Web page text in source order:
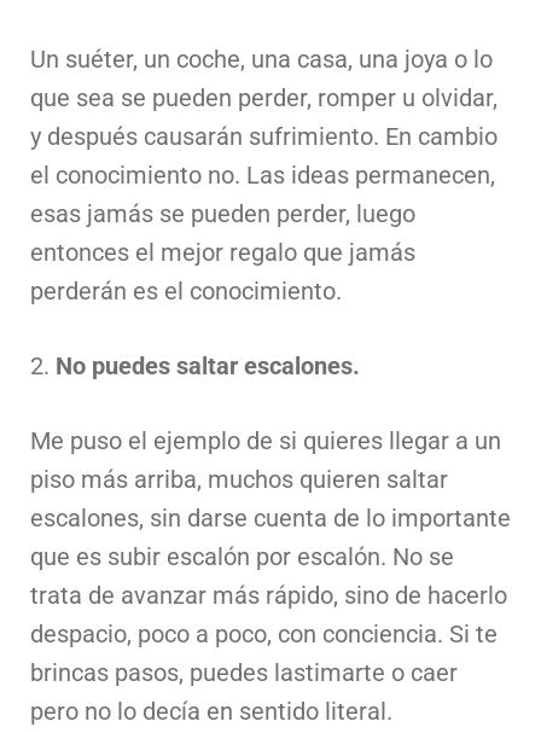
Un suéter, un coche, una casa, una joya o lo
que sea se pueden perder, romper u olvidar,
y después causarán sufrimiento. En cambio
el conocimiento no. Las ideas permanecen,
esas jamás se pueden perder, luego
entonces el mejor regalo que jamás
perderán es el conocimiento.
2. No puedes saltar escalones.
Me puso el ejemplo de si quieres llegar a un
piso más arriba, muchos quieren saltar
escalones, sin darse cuenta de lo importante
que es subir escalón por escalón. No se
trata de avanzar más rápido, sino de hacerlo
despacio, poco a poco, con conciencia. Si te
brincas pasos, puedes lastimarte o caer
pero no lo decía en sentido literal.